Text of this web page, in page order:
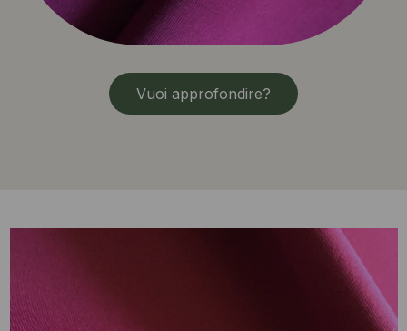
Vuoi approfondire?